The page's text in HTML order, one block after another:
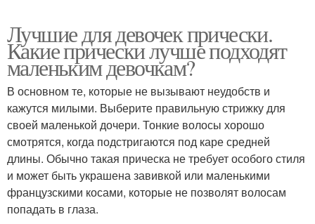
Лучшие для девочек прически.
Какие прически лучше подходят
маленьким девочкам?
В основном те, которые не вызывают неудобств и
кажутся милыми. Выберите правильную стрижку для
своей маленькой дочери. Тонкие волосы хорошо
смотрятся, когда подстригаются под каре средней
длины. Обычно такая прическа не требует особого стиля
и может быть украшена завивкой или маленькими
французскими косами, которые не позволят волосам
попадать в глаза.